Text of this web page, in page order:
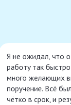
Я не ожидал, что
работу так
много желающих
поручение. Всё
чётко в срок, и